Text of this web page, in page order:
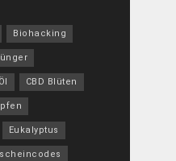
Biohacking
CBD Blüten
Eukalyptus